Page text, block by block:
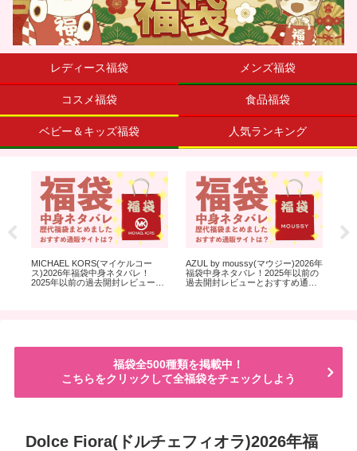
レディース福袋 メンズ福袋
コスメ福袋 食品福袋
ベビー＆キッズ福袋 人気ランキング
MICHAEL KORS(マイケルコー
ス)2026年福袋中身ネタバレ！
2025年以前の過去開封レビューと
AZUL by moussy(マウジー)2026年
福袋中身ネタバレ！2025年以前の
過去開封レビューとおすすめ通販
福袋全500種類を掲載中！
こちらをクリックして全福袋をチェックしよう
Dolce Fiora(ドルチェフィオラ)2026年福